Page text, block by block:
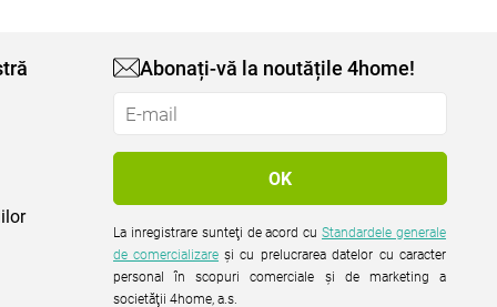
Abonați-vă la noutățile 4home!
La inregistrare sunteţi de acord cuStandardele generale
de comercializare şi cu prelucrarea datelor cu caracter
personal în scopuri comerciale şi de marketing a
societăţii 4home, a.s.